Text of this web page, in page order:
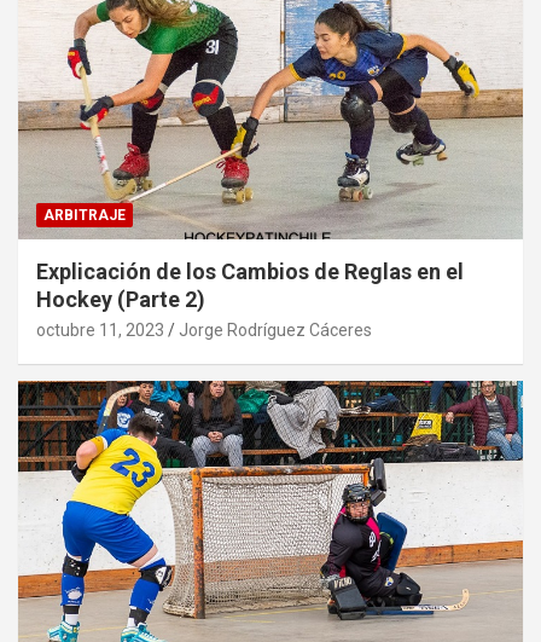
ARBITRAJE
Explicación de los Cambios de Reglas en el
Hockey (Parte 2)
octubre 11, 2023 Jorge Rodríguez Cáceres